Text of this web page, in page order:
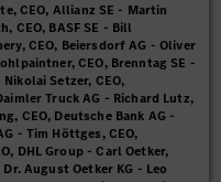
CEO, Allianz SE - Martin
CEO, BASF SE - Bill
CEO, Beiersdorf AG - Oliver
CEO, Brenntag SE -
Setzer, CEO,
Truck AG - Richard Lutz,
CEO, Deutsche Bank AG -
- Tim Höttges, CEO,
DHL Group - Carl Oetker,
August Oetker KG - Leo